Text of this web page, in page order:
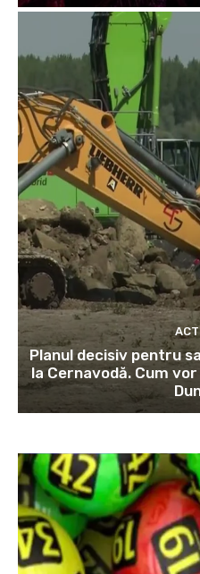
Planul decisiv pentru
la Cernavodă. Cum